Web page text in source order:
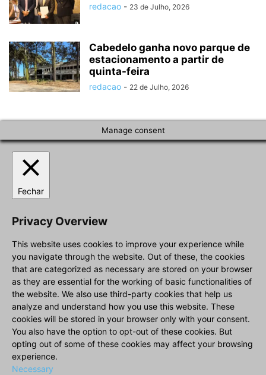
redacao - 23 de Julho, 2026
Cabedelo ganha novo parque de
estacionamento a partir de
quinta-feira
redacao - 22 de Julho, 2026
Manage consent
Fechar
Privacy Overview
This website uses cookies to improve your experience while
you navigate through the website. Out of these, the cookies
that are categorized as necessary are stored on your browser
as they are essential for the working of basic functionalities of
the website. We also use third-party cookies that help us
analyze and understand how you use this website. These
cookies will be stored in your browser only with your consent.
You also have the option to opt-out of these cookies. But
opting out of some of these cookies may affect your browsing
experience.
Necessary